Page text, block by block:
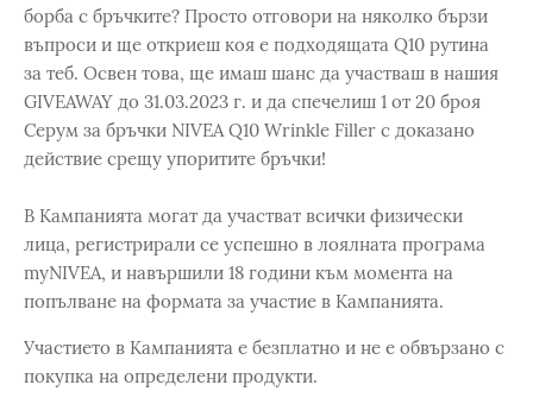
борба с бръчките? Просто отговори на няколко бързи
въпроси и ще откриеш коя е подходящата Q10 рутина
за теб. Освен това, ще имаш шанс да участваш в нашия
GIVEAWAY до 31.03.2023 г. и да спечелиш 1 от 20 броя
Серум за бръчки NIVEA Q10 Wrinkle Filler с доказано
действие срещу упоритите бръчки!
В Кампанията могат да участват всички физически
лица, регистрирали се успешно в лоялната програма
myNIVEA, и навършили 18 години към момента на
попълване на формата за участие в Кампанията.
Участието в Кампанията е безплатно и не е обвързано с
покупка на определени продукти.